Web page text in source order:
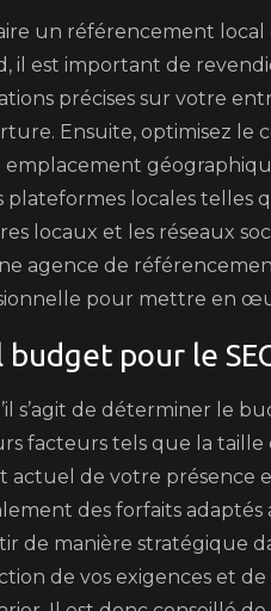
un référencement local
il est important de
précises sur votre
Ensuite, optimisez
emplacement
plateformes locales telles
locaux et les réseaux
agence de
pour mettre en
budget pour le
s’agit de déterminer le
facteurs tels que la
actuel de votre présence
des forfaits
de manière stratégique
de vos exigences et